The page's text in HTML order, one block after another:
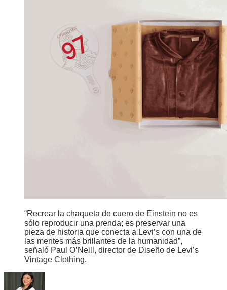
“Recrear la chaqueta de cuero de Einstein no es
sólo reproducir una prenda; es preservar una
pieza de historia que conecta a Levi’s con una de
las mentes más brillantes de la humanidad”,
señaló Paul O’Neill, director de Diseño de Levi’s
Vintage Clothing.